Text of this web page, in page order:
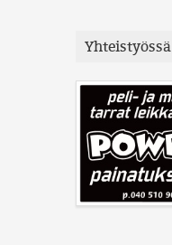
Yhteistyössä